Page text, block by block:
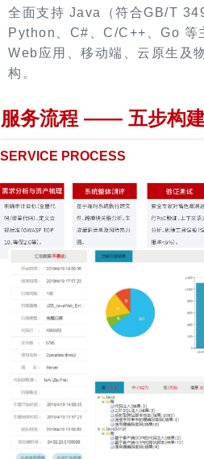
全面支持 Java（符合GB/T
Python、C#、C/C++、Go 等
Web应用、移动端、云原生及
构。
服务流程 —— 五步构
SERVICE PROCESS